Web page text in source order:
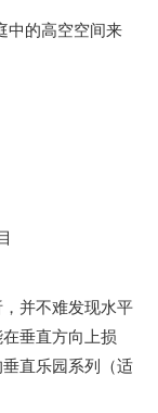
中的高空空间来
并不难发现水平
垂直方向上损
直乐园系列（适